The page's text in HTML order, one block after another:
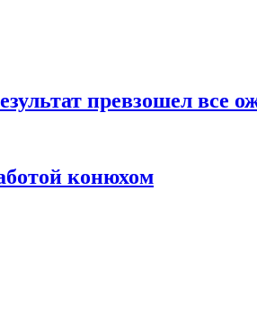
превзошел все
конюхом